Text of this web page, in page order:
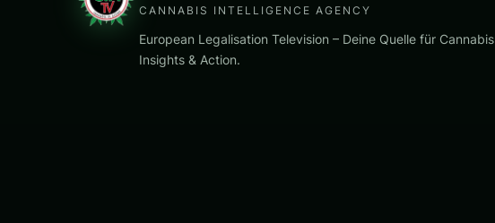
CANNABIS INTELLIGENCE AGENCY
European Legalisation Television – Deine Quelle für Cannabis
Insights & Action.